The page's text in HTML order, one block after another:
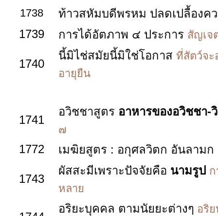
1738
ท้าวสหัมบดีพรหม ปลดเปลื้องค
1739
การได้อัตภาพ ๔ ประการ สัญเจ
1740
นี้มิไช่สมัยนี้มิใช่โอกาส ที่สัตว์จะ
อายุยืน
1741
อวิชชาสูตร อาหารของอวิชชา-
๗
1772 เมฆิยสูตร : อกุศลวิตก อันลาม
1743
ผัสสะมีเพราะปัจจัยคือ นามรูป
หลาย
อริยะบุคคล ตามนัยยะต่างๆ อริ